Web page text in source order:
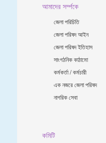
আমাদের সর্ম্পকে
জেলা পরিচিতি
জেলা পরিষদ আইন
জেলা পরিষদ ইতিহাস
সাংগঠনিক কাঠামো
কর্মকর্তা / কর্মচারী
এক নজরে জেলা পরিষদ
নাগরিক সেবা
কমিটি